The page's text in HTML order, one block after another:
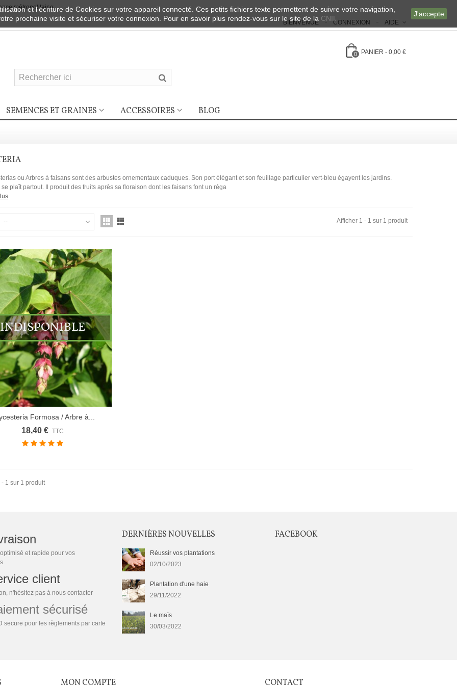
et l'écriture de Cookies sur votre appareil connecté. Ces petits fichiers texte permettent de suivre votre navigation,
prochaine visite et sécuriser votre connexion. Pour en savoir plus rendez-vous sur le site de la CNIL
J'accepte
métropolitaine
AIDE
CONNEXION
BIENVENUE
0 PANIER - 0,00 €
SEMENCES ET GRAINES ACCESSOIRES BLOG
ou Arbres à faisans sont des arbustes ornementaux caduques. Son port élégant et son feuillage particulier vert-bleu égayent les jardins.
plaît partout. Il produit des fruits après sa floraison dont les faisans font un réga
-- Afficher 1 - 1 sur 1 produit
INDISPONIBLE
Formosa / Arbre à...
18,40 € TTC
- 1 sur 1 produit
et rapide pour vos
client
n'hésitez pas à nous contacter
sécurisé
secure pour les règlements par carte
DERNIÈRES NOUVELLES
Réussir vos plantations
02/10/2023
Plantation d'une haie
29/11/2022
Le maïs
30/03/2022
FACEBOOK